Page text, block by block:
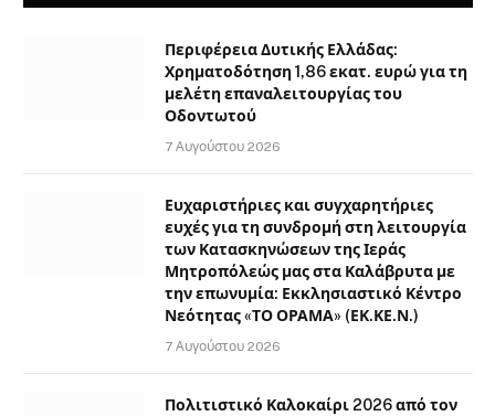
Περιφέρεια Δυτικής Ελλάδας:
Χρηματοδότηση 1,86 εκατ. ευρώ για τη
μελέτη επαναλειτουργίας του
Οδοντωτού
7 Αυγούστου 2026
Ευχαριστήριες και συγχαρητήριες
ευχές για τη συνδρομή στη λειτουργία
των Κατασκηνώσεων της Ιεράς
Μητροπόλεώς μας στα Καλάβρυτα με
την επωνυμία: Εκκλησιαστικό Κέντρο
Νεότητας «ΤΟ ΟΡΑΜΑ» (ΕΚ.ΚΕ.Ν.)
7 Αυγούστου 2026
Πολιτιστικό Καλοκαίρι 2026 από τον